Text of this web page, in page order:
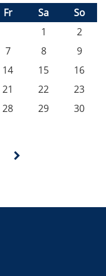
Fr Sa
So
1
2
7 8
9
14 15
16
21 22
23
28 29
30